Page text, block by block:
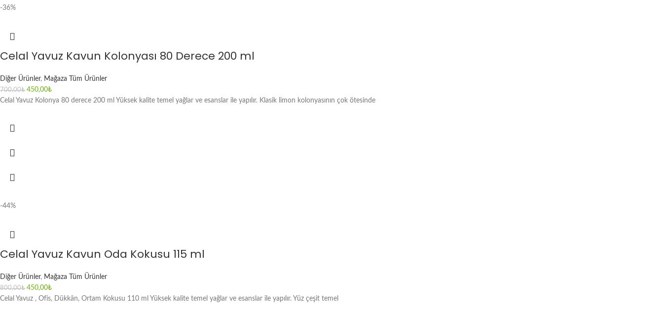
-36%
Celal Yavuz Kavun Kolonyası 80 Derece 200 ml
Diğer Ürünler, Mağaza Tüm Ürünler
700,00₺ 450,00₺
Celal Yavuz Kolonya 80 derece 200 ml Yüksek kalite temel yağlar ve esanslar ile yapılır. Klasik limon kolonyasının çok ötesinde
-44%
Celal Yavuz Kavun Oda Kokusu 115 ml
Diğer Ürünler, Mağaza Tüm Ürünler
800,00₺ 450,00₺
Celal Yavuz , Ofis, Dükkân, Ortam Kokusu 110 ml Yüksek kalite temel yağlar ve esanslar ile yapılır. Yüz çeşit temel